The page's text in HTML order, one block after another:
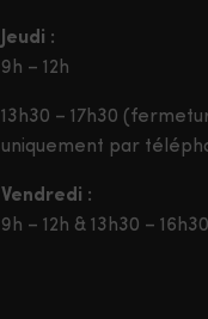
Jeudi :
9h – 12h
13h30 – 17h30
uniquement par
Vendredi :
9h – 12h & 13h30 – 16h30